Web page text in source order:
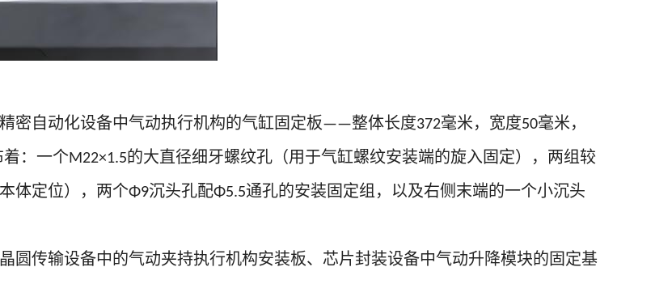
密自动化设备中气动执行机构的气缸固定板——整体长度372毫米，宽度50毫米，
：一个M22×1.5的大直径细牙螺纹孔（用于气缸螺纹安装端的旋入固定），两组较
体定位），两个Φ9沉头孔配Φ5.5通孔的安装固定组，以及右侧末端的一个小沉头
圆传输设备中的气动夹持执行机构安装板、芯片封装设备中气动升降模块的固定基